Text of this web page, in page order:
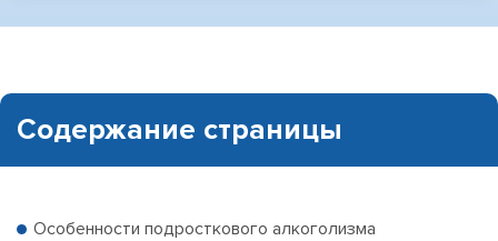
Содержание страницы
Особенности подросткового алкоголизма